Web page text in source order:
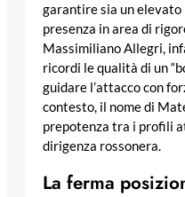
garantire sia un elevato
presenza in area di
Massimiliano Allegri,
ricordi le qualità di un
guidare l’attacco con
contesto, il nome di
prepotenza tra i profili
dirigenza rossonera.
La ferma